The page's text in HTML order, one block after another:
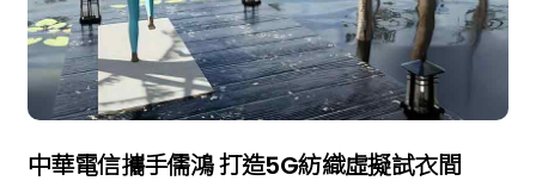
中華電信攜手儒鴻 打造5G紡織虛擬試衣間